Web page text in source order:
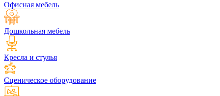
Офисная мебель
Дошкольная мебель
Кресла и стулья
Сценическое оборудование